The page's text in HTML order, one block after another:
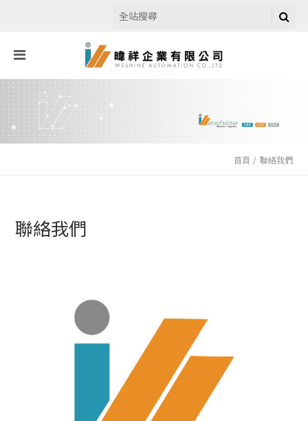
首頁 聯絡我們
聯絡我們